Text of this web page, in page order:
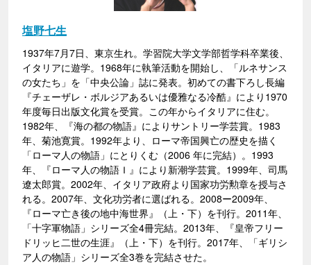
塩野七生
1937年7月7日、東京生れ。学習院大学文学部哲学科卒業後、
イタリアに遊学。1968年に執筆活動を開始し、「ルネサンス
の女たち」を「中央公論」誌に発表。初めての書下ろし長編
『チェーザレ・ボルジアあるいは優雅なる冷酷』により1970
年度毎日出版文化賞を受賞。この年からイタリアに住む。
1982年、『海の都の物語』によりサントリー学芸賞。1983
年、菊池寛賞。1992年より、ローマ帝国興亡の歴史を描く
「ローマ人の物語」にとりくむ（2006 年に完結）。1993
年、『ローマ人の物語Ｉ』により新潮学芸賞。1999年、司馬
遼太郎賞。2002年、イタリア政府より国家功労勲章を授与さ
れる。2007年、文化功労者に選ばれる。2008ー2009年、
『ローマ亡き後の地中海世界』（上・下）を刊行。2011年、
「十字軍物語」シリーズ全4冊完結。2013年、『皇帝フリー
ドリッヒ二世の生涯』（上・下）を刊行。2017年、「ギリシ
ア人の物語」シリーズ全3巻を完結させた。